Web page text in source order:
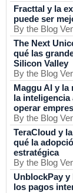
Fracttal y la
puede ser
By the Blog
The Next
qué las
Silicon Valley
By the Blog
Maggu AI y
la inteligencia
operar
By the Blog
TeraCloud y
qué la
estratégica
By the Blog
UnblockPay
los pagos